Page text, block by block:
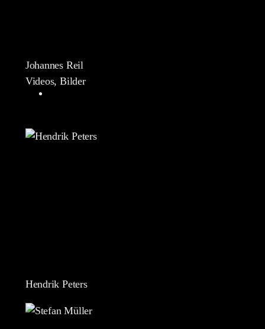
Johannes Reil
Videos, Bilder
Hendrik Peters